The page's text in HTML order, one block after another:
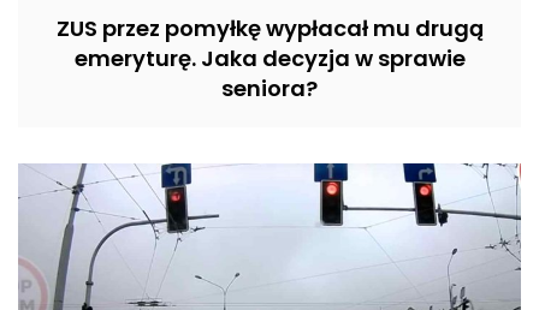
ZUS przez pomyłkę wypłacał mu drugą
emeryturę. Jaka decyzja w sprawie
seniora?